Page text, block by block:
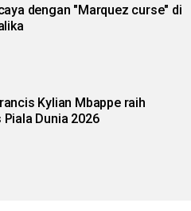
dengan "Marquez curse" di
Kylian Mbappe raih
Piala Dunia 2026